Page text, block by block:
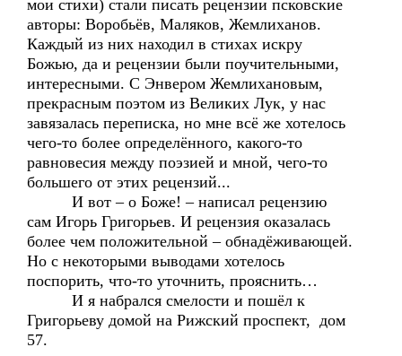
мои стихи) стали писать рецензии псковские
авторы: Воробьёв, Маляков, Жемлиханов.
Каждый из них находил в стихах искру
Божью, да и рецензии были поучительными,
интересными. С Энвером Жемлихановым,
прекрасным поэтом из Великих Лук, у нас
завязалась переписка, но мне всё же хотелось
чего-то более определённого, какого-то
равновесия между поэзией и мной, чего-то
большего от этих рецензий...
И вот – о Боже! – написал рецензию
сам Игорь Григорьев. И рецензия оказалась
более чем положительной – обнадёживающей.
Но с некоторыми выводами хотелось
поспорить, что-то уточнить, прояснить…
И я набрался смелости и пошёл к
Григорьеву домой на Рижский проспект, дом
57.